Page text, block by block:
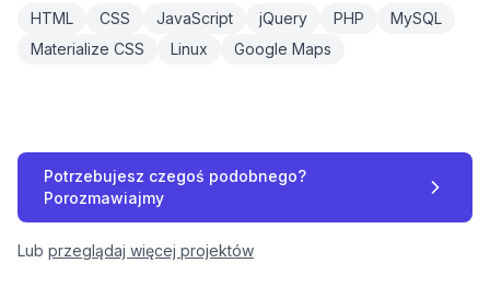
HTML CSS JavaScript jQuery PHP
MySQL
Materialize CSS
Linux Google Maps
Potrzebujesz czegoś podobnego?
Porozmawiajmy
Lub przeglądaj więcej projektów